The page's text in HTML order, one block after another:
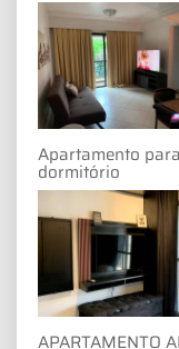
Apartamento
dormitório
APARTAMENTO